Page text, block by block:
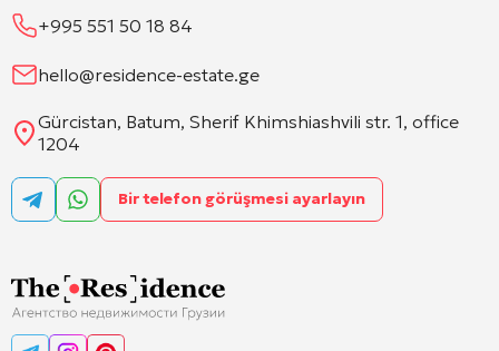
+995 551 50 18 84
hello@residence-estate.ge
Gürcistan, Batum, Sherif Khimshiashvili str. 1, office
1204
Bir telefon görüşmesi ayarlayın